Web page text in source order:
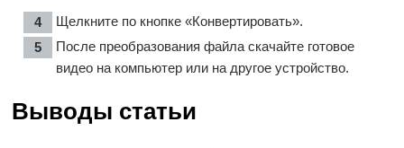
Щелкните по кнопке «Конвертировать».
После преобразования файла скачайте готовое
видео на компьютер или на другое устройство.
Выводы статьи